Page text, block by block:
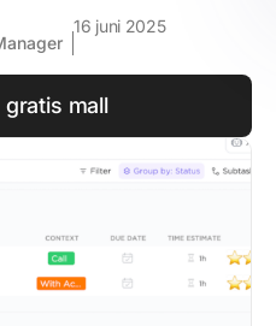
16 juni 2025
gratis mall